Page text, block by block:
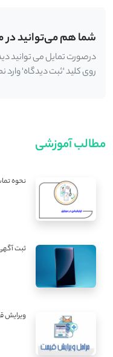
شما هم می‌توانید در
درصورت تمایل می توانید
روی کلید 'ثبت دیدگاه' وارد
مطالب آموزشی
نحوه
ثبت
ویرایش